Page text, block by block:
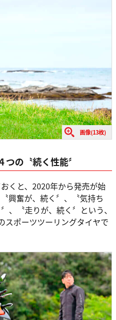
画像(13枚)
の〝続く性能〞
くと、2020年から発売が始
興奮が、続く〞、〝気持ち
、〝走りが、続く〞という、
スポーツツーリングタイヤで